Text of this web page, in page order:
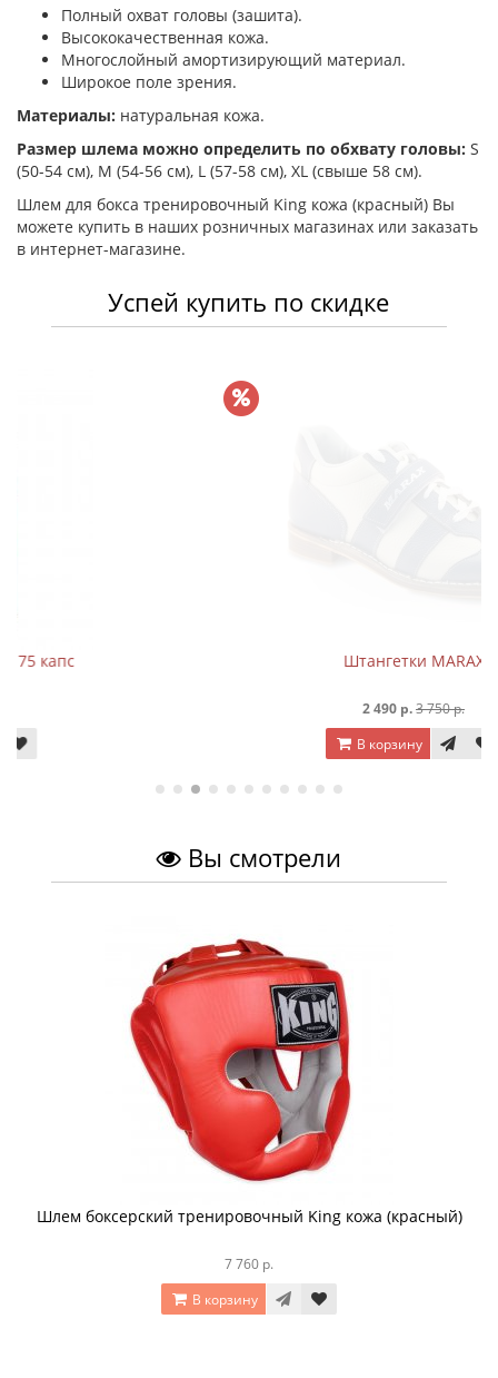
Полный охват головы (зашита).
Высококачественная кожа.
Многослойный амортизирующий материал.
Широкое поле зрения.
Материалы: натуральная кожа.
Размер шлема можно определить по обхвату головы: S
(50-54 см), M (54-56 см), L (57-58 см), XL (свыше 58 см).
Шлем для бокса тренировочный King кожа (красный) Вы
можете купить в наших розничных магазинах или заказать
в интернет-магазине.
Успей купить по скидке
Вы смотрели
Шлем боксерский тренировочный King кожа (красный)
7 760 р.
В корзину